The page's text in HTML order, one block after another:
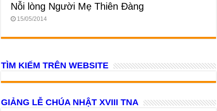
Nỗi lòng Người Mẹ Thiên Đàng
15/05/2014
TÌM KIẾM TRÊN WEBSITE
GIẢNG LỄ CHÚA NHẬT XVIII TNA